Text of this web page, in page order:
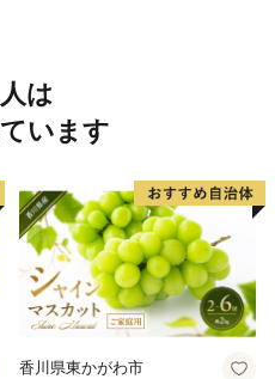
は
います
香川県東かがわ市